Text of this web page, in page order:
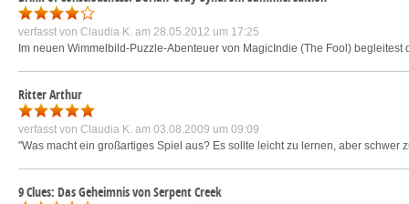
verfasst von Claudia K. am 28.05.2012 um 17:25
Im neuen Wimmelbild-Puzzle-Abenteuer von MagicIndie (The Fool)
Ritter Arthur
verfasst von Claudia K. am 03.08.2009 um 09:09
"Was macht ein großartiges Spiel aus? Es sollte leicht zu lernen, aber
9 Clues: Das Geheimnis von Serpent Creek